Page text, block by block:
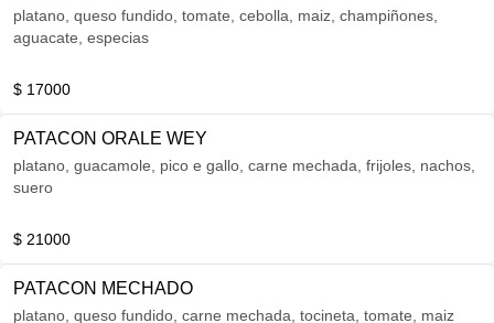
platano, queso fundido, tomate, cebolla, maiz, champiñones,
aguacate, especias
$ 17000
PATACON ORALE WEY
platano, guacamole, pico e gallo, carne mechada, frijoles, nachos,
suero
$ 21000
PATACON MECHADO
platano, queso fundido, carne mechada, tocineta, tomate, maiz